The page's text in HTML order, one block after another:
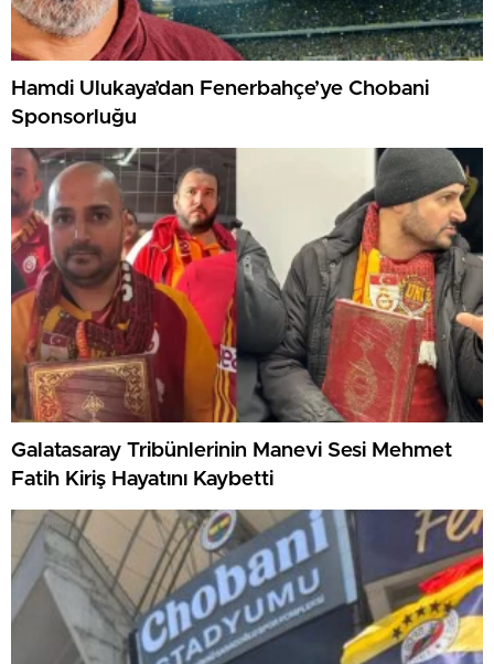
Hamdi Ulukaya’dan Fenerbahçe’ye Chobani
Sponsorluğu
Galatasaray Tribünlerinin Manevi Sesi Mehmet
Fatih Kiriş Hayatını Kaybetti